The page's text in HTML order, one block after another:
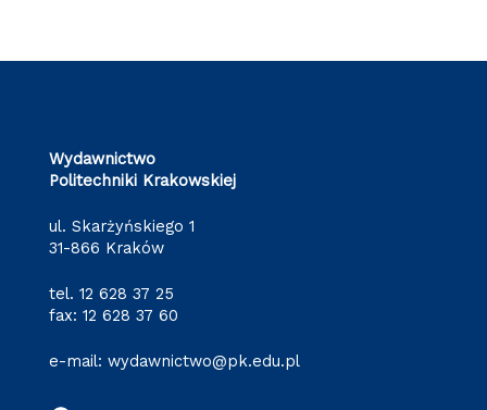
Wydawnictwo
Politechniki Krakowskiej
ul. Skarżyńskiego 1
31-866 Kraków
tel. 12 628 37 25
fax: 12 628 37 60
e-mail: wydawnictwo@pk.edu.pl